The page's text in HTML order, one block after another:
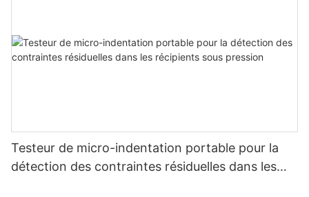
Testeur de micro-indentation portable pour la
détection des contraintes résiduelles dans les